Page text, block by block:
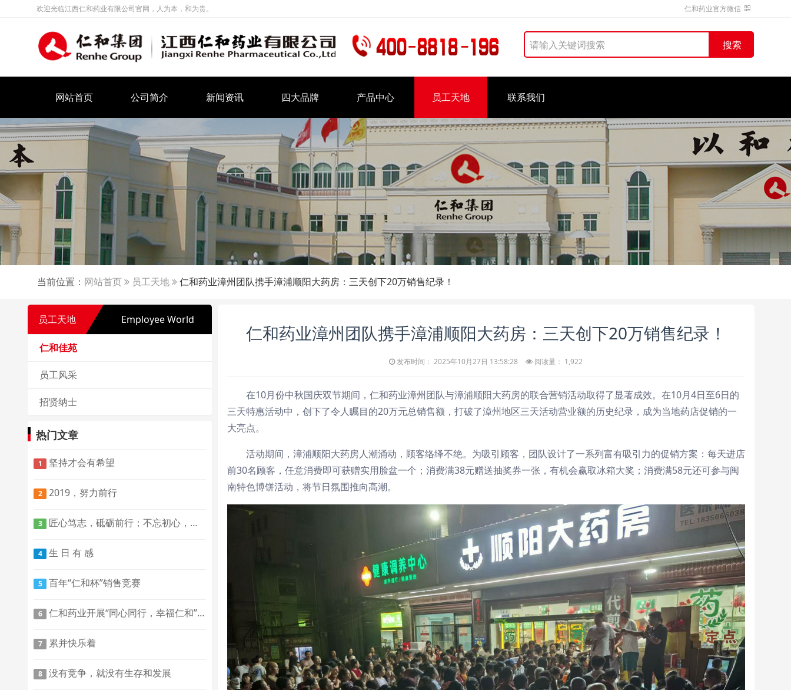
欢迎光临江西仁和药业有限公司官网，人为本，和为贵。 仁和药业官方微信
搜索
网站首页 公司简介 新闻资讯 四大品牌 产品中心 员工天地 联系我们
当前位置： 网站首页 员工天地 仁和药业漳州团队携手漳浦顺阳大药房：三天创下20万销售纪录！
员工天地 Employee World
仁和佳苑
员工风采
招贤纳士
热门文章
1 坚持才会有希望
2 2019，努力前行
3 匠心笃志，砥砺前行；不忘初心，方得始终
4 生 日 有 感
5 百年“仁和杯”销售竞赛
6 仁和药业开展“同心同行，幸福仁和” 户外拓展活动
7 累并快乐着
8 没有竞争，就没有生存和发展
仁和药业漳州团队携手漳浦顺阳大药房：三天创下20万销售纪录！
发布时间： 2025年10月27日 13:58:28 阅读量： 1,922
在10月份中秋国庆双节期间，仁和药业漳州团队与漳浦顺阳大药房的联合营销活动取得了显著成效。在10月4日至6日的
三天特惠活动中，创下了令人瞩目的20万元总销售额，打破了漳州地区三天活动营业额的历史纪录，成为当地药店促销的一
大亮点。
活动期间，漳浦顺阳大药房人潮涌动，顾客络绎不绝。为吸引顾客，团队设计了一系列富有吸引力的促销方案：每天进店
前30名顾客，任意消费即可获赠实用脸盆一个；消费满38元赠送抽奖券一张，有机会赢取冰箱大奖；消费满58元还可参与闽
南特色博饼活动，将节日氛围推向高潮。